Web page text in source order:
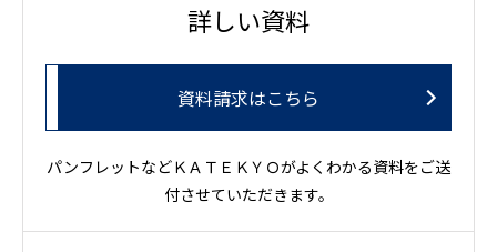
詳しい資料
資料請求はこちら
パンフレットなどＫＡＴＥＫＹＯがよくわかる資料をご送
付させていただきます。